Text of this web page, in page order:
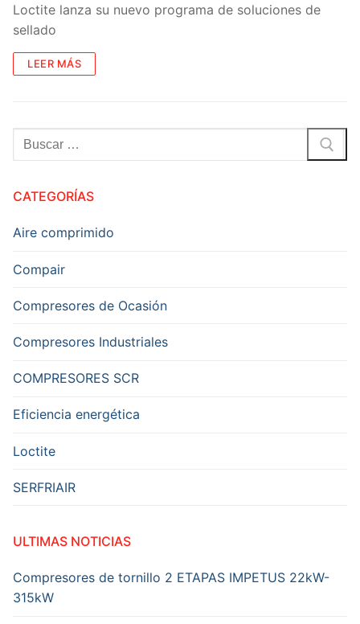
Loctite lanza su nuevo programa de soluciones de
sellado
LEER MÁS
Buscar:
CATEGORÍAS
Aire comprimido
Compair
Compresores de Ocasión
Compresores Industriales
COMPRESORES SCR
Eficiencia energética
Loctite
SERFRIAIR
ULTIMAS NOTICIAS
Compresores de tornillo 2 ETAPAS IMPETUS 22kW-
315kW